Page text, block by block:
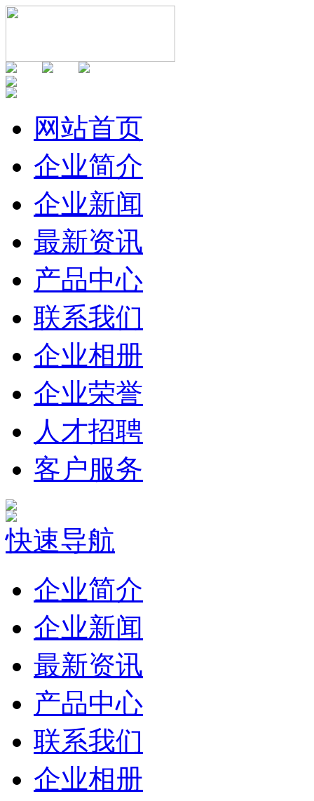
网站首页
企业简介
企业新闻
最新资讯
产品中心
联系我们
企业相册
企业荣誉
人才招聘
客户服务
快速导航
企业简介
企业新闻
最新资讯
产品中心
联系我们
企业相册